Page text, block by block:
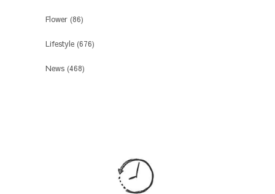
Flower (86)
Lifestyle (676)
News (468)